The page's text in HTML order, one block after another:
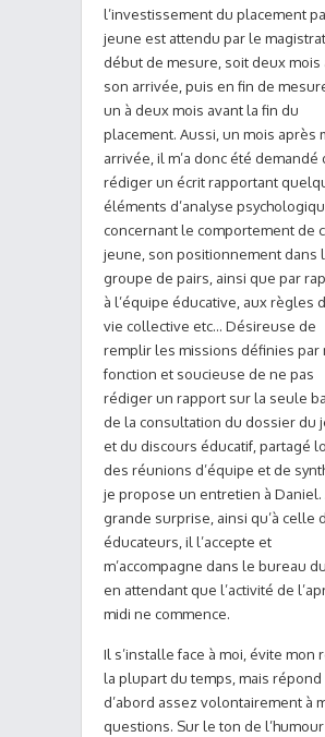
l’investissement du placement
jeune est attendu par le
début de mesure, soit deux mois
son arrivée, puis en fin de
un à deux mois avant la fin du
placement. Aussi, un mois après
arrivée, il m’a donc été demandé
rédiger un écrit rapportant
éléments d’analyse
concernant le comportement de
jeune, son positionnement dans
groupe de pairs, ainsi que par
à l’équipe éducative, aux règles
vie collective etc… Désireuse de
remplir les missions définies par
fonction et soucieuse de ne pas
rédiger un rapport sur la seule
de la consultation du dossier du
et du discours éducatif, partagé
des réunions d’équipe et de
je propose un entretien à Daniel.
grande surprise, ainsi qu’à celle
éducateurs, il l’accepte et
m’accompagne dans le bureau
en attendant que l’activité de
midi ne commence.
Il s’installe face à moi, évite mon
la plupart du temps, mais répond
d’abord assez volontairement à
questions. Sur le ton de